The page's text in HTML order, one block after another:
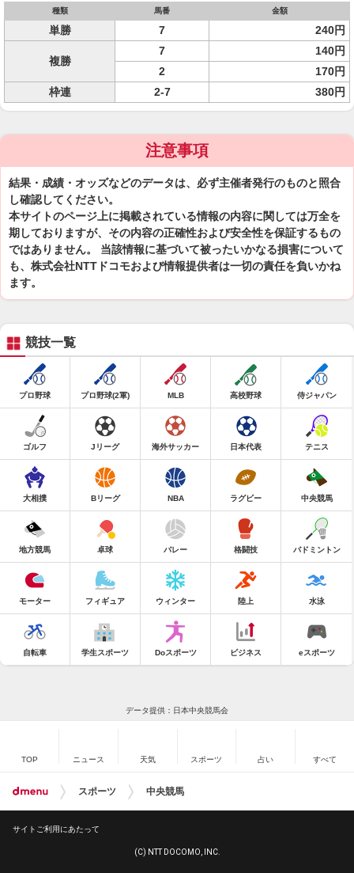
種類 馬番 金額
単勝 7 240円
複勝
7
140円
2
170円
枠連
2-7 380円
注意事項
結果・成績・オッズなどのデータは、必ず主催者発行のものと照合
し確認してください。
本サイトのページ上に掲載されている情報の内容に関しては万全を
期しておりますが、その内容の正確性および安全性を保証するもの
ではありません。 当該情報に基づいて被ったいかなる損害について
も、株式会社NTTドコモおよび情報提供者は一切の責任を負いかね
ます。
競技一覧
プロ野球 プロ野球(2軍) MLB 高校野球 侍ジャパン
ゴルフ Jリーグ 海外サッカー 日本代表 テニス
大相撲 Bリーグ NBA ラグビー 中央競馬
地方競馬 卓球 バレー 格闘技 バドミントン
モーター フィギュア ウィンター 陸上 水泳
自転車 学生スポーツ Doスポーツ ビジネス eスポーツ
データ提供：日本中央競馬会
TOP ニュース 天気 スポーツ 占い すべて
スポーツ 中央競馬
サイトご利用にあたって
(C) NTT DOCOMO, INC.